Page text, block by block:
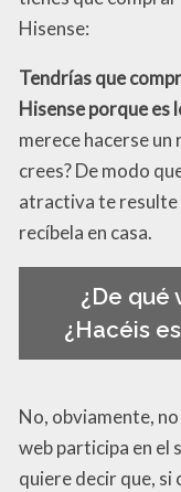
Hisense:
Tendrías que
Hisense porque es
merece hacerse
crees? De modo
atractiva te resulte
recíbela en casa.
¿De qué
¿Hacéis
No, obviamente,
web participa en el
quiere decir que, si